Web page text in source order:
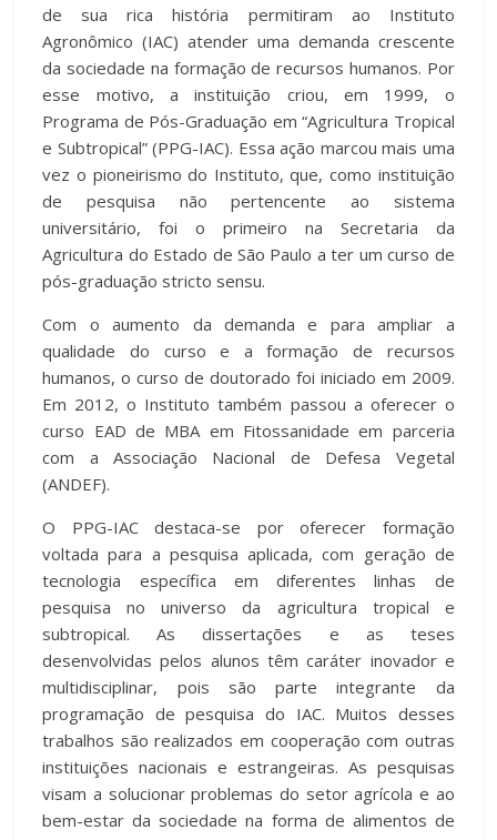
de sua rica história permitiram ao Instituto
Agronômico (IAC) atender uma demanda crescente
da sociedade na formação de recursos humanos. Por
esse motivo, a instituição criou, em 1999, o
Programa de Pós-Graduação em “Agricultura Tropical
e Subtropical” (PPG-IAC). Essa ação marcou mais uma
vez o pioneirismo do Instituto, que, como instituição
de pesquisa não pertencente ao sistema
universitário, foi o primeiro na Secretaria da
Agricultura do Estado de São Paulo a ter um curso de
pós-graduação stricto sensu.
Com o aumento da demanda e para ampliar a
qualidade do curso e a formação de recursos
humanos, o curso de doutorado foi iniciado em 2009.
Em 2012, o Instituto também passou a oferecer o
curso EAD de MBA em Fitossanidade em parceria
com a Associação Nacional de Defesa Vegetal
(ANDEF).
O PPG-IAC destaca-se por oferecer formação
voltada para a pesquisa aplicada, com geração de
tecnologia específica em diferentes linhas de
pesquisa no universo da agricultura tropical e
subtropical. As dissertações e as teses
desenvolvidas pelos alunos têm caráter inovador e
multidisciplinar, pois são parte integrante da
programação de pesquisa do IAC. Muitos desses
trabalhos são realizados em cooperação com outras
instituições nacionais e estrangeiras. As pesquisas
visam a solucionar problemas do setor agrícola e ao
bem-estar da sociedade na forma de alimentos de